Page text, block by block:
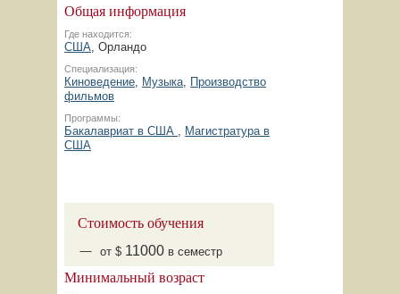
Общая информация
Где находится:
США, Орландо
Специализация:
Киноведение, Музыка, Производство
фильмов
Программы:
Бакалавриат в США , Магистратура в
США
Стоимость обучения
от $ 11000 в семестр
Минимальный возраст